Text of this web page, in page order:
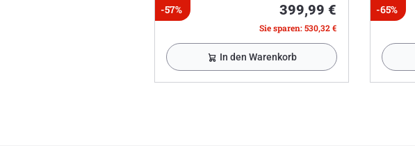
-57% 399,99 €
Sie sparen: 530,32 €
In den Warenkorb
-65%